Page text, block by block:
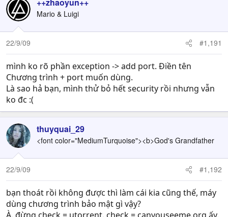
Mario & Luigi
22/9/09 #1,191
mình ko rõ phần exception -> add port. Điền tên
Chương trình + port muốn dùng.
Là sao hả bạn, mình thử bỏ hết security rồi nhưng vẫn
ko đc :(
thuyquai_29
<font color="MediumTurquoise"><b>God's Grandfather
22/9/09 #1,192
bạn thoát rồi không được thì làm cái kia cũng thế, máy
dùng chương trình bảo mật gì vậy?